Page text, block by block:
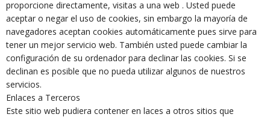
proporcione directamente, visitas a una web . Usted puede
aceptar o negar el uso de cookies, sin embargo la mayoría de
navegadores aceptan cookies automáticamente pues sirve para
tener un mejor servicio web. También usted puede cambiar la
configuración de su ordenador para declinar las cookies. Si se
declinan es posible que no pueda utilizar algunos de nuestros
servicios.
Enlaces a Terceros
Este sitio web pudiera contener en laces a otros sitios que